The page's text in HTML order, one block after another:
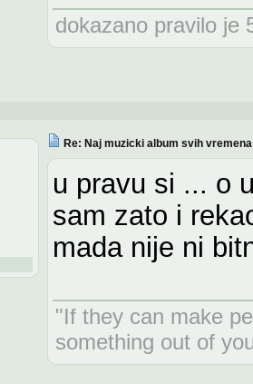
dokazano pravilo je
Re: Naj muzicki album svih vremena
u pravu si ... o
sam zato i
mada nije ni
"If they can make
something out of